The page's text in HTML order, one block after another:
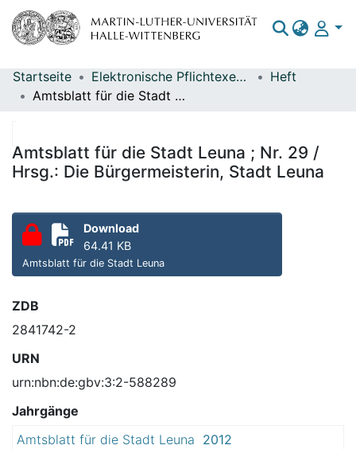
Bereiche & Sammlungen
Statistiken
Startseite Elektronische Pflichtexemplare
Heft
Amtsblatt für die Stadt Leuna ; Nr. 29 / Hrsg.: Die Bürgermeisterin, Stadt Leuna
Amtsblatt für die Stadt Leuna ; Nr. 29 /
Hrsg.: Die Bürgermeisterin, Stadt Leuna
Download
64.41 KB
Amtsblatt für die Stadt Leuna
ZDB
2841742-2
URN
urn:nbn:de:gbv:3:2-588289
Jahrgänge
Amtsblatt für die Stadt Leuna 2012